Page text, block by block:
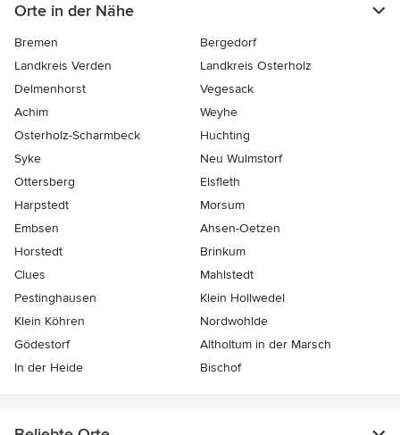
Orte in der Nähe
Bremen
Bergedorf
Landkreis Verden
Landkreis Osterholz
Delmenhorst
Vegesack
Achim
Weyhe
Osterholz-Scharmbeck
Huchting
Syke
Neu Wulmstorf
Ottersberg
Elsfleth
Harpstedt
Morsum
Embsen
Ahsen-Oetzen
Horstedt
Brinkum
Clues
Mahlstedt
Pestinghausen
Klein Hollwedel
Klein Köhren
Nordwohlde
Gödestorf
Altholtum in der Marsch
In der Heide
Bischof